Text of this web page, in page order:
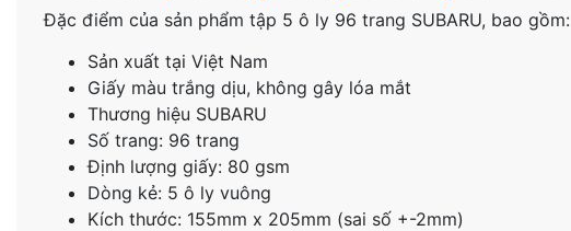
Đặc điểm của sản phẩm tập 5 ô ly 96 trang SUBARU, bao gồm:
Sản xuất tại Việt Nam
Giấy màu trắng dịu, không gây lóa mắt
Thương hiệu SUBARU
Số trang: 96 trang
Định lượng giấy: 80 gsm
Dòng kẻ: 5 ô ly vuông
Kích thước: 155mm x 205mm (sai số +-2mm)